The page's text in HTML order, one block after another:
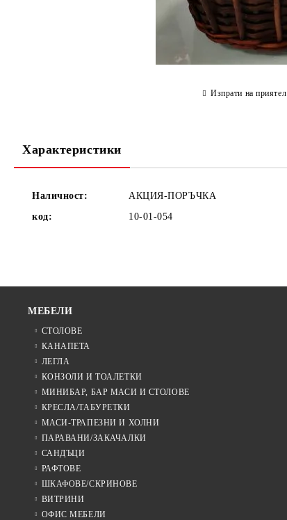
Изпрати на приятел
Характеристики
Наличност:
АКЦИЯ-ПОРЪЧКА
код:
10-01-054
МЕБЕЛИ
СТОЛОВЕ
КАНАПЕТА
ЛЕГЛА
КОНЗОЛИ И ТОАЛЕТКИ
МИНИБАР, БАР МАСИ И СТОЛОВЕ
КРЕСЛА/ТАБУРЕТКИ
МАСИ-ТРАПЕЗНИ И ХОЛНИ
ПАРАВАНИ/ЗАКАЧАЛКИ
САНДЪЦИ
РАФТОВЕ
ШКАФОВЕ/СКРИНОВЕ
ВИТРИНИ
ОФИС МЕБЕЛИ